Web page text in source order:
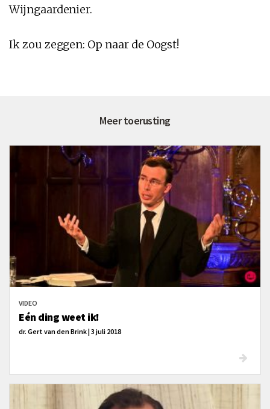
Wijngaardenier.
Ik zou zeggen: Op naar de Oogst!
Meer toerusting
VIDEO
Eén ding weet ik!
dr. Gert van den Brink | 3 juli 2018